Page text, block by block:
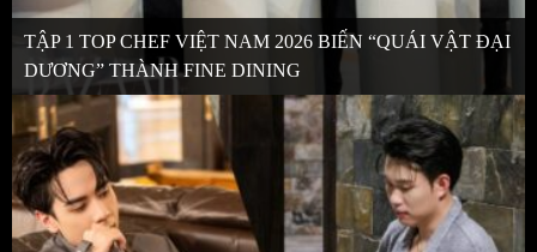
TẬP 1 TOP CHEF VIỆT NAM 2026 BIẾN “QUÁI VẬT ĐẠI
DƯƠNG” THÀNH FINE DINING